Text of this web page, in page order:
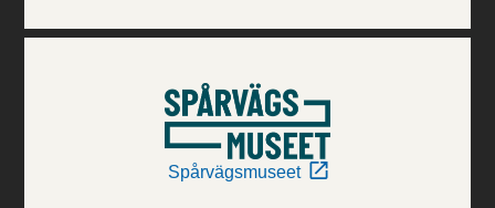
Spårvägsmuseet